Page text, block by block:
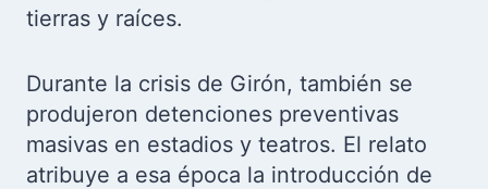
tierras y raíces.
Durante la crisis de Girón, también se
produjeron detenciones preventivas
masivas en estadios y teatros. El relato
atribuye a esa época la introducción de